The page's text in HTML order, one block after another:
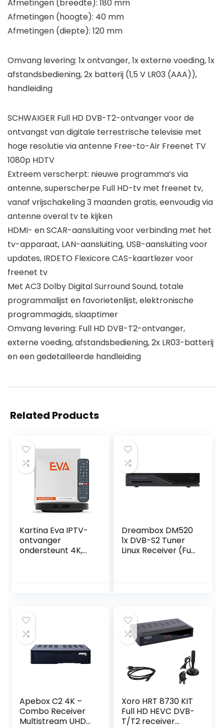
Afmetingen (breedte): 180 mm
Afmetingen (hoogte): 40 mm
Afmetingen (diepte): 120 mm
Omvang levering: 1x ontvanger, 1x externe voeding, 1x
afstandsbediening, 2x batterij (1,5 V LR03 (AAA)),
handleiding
SCHWAIGER Full HD DVB-T2-ontvanger voor de
ontvangst van digitale terrestrische televisie met
hoge resolutie via antenne Free-to-Air Freenet TV
1080p HDTV
Extreem verscherpt: nieuwe programma’s via
antenne, superscherpe Full HD-tv met freenet tv,
vanaf vrijschakeling 3 maanden gratis, eenvoudig via
antenne overal tv te kijken
HDMI- en SCAR-aansluiting voor verbinding met het
tv-apparaat, LAN-aansluiting, USB-aansluiting voor
updates, IRDETO Flexicore CAS-kaartlezer voor
freenet tv
Met AC3 Dolby Digital Surround Sound, totale
programmalijst en favorietenlijst, elektronische
programmagids, slaaptimer
Omvang levering: Full HD DVB-T2-ontvanger,
externe voeding, afstandsbediening, 2x LR03-batterij
en een gedetailleerde handleiding
Related Products
Kartina Eva IPTV-
ontvanger
ondersteunt 4K,
Dreambox DM520
1x DVB-S2 Tuner
Linux Receiver (Full
Apebox C2 4K –
Combo Receiver
Multistream UHD
Xoro HRT 8730 KIT
Full HD HEVC DVB-
T/T2 receiver